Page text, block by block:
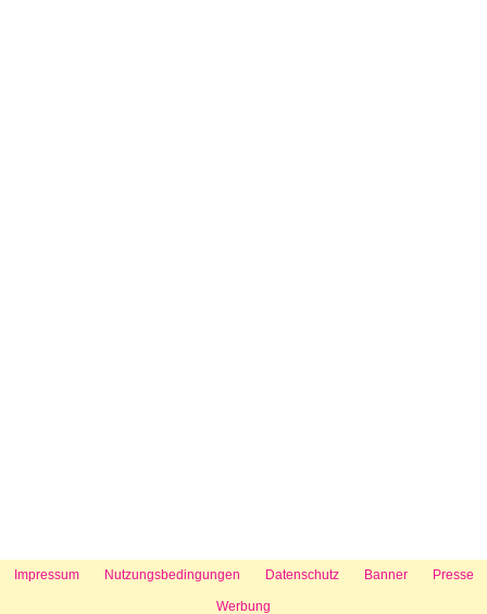
Impressum Nutzungsbedingungen Datenschutz Banner Presse
Werbung